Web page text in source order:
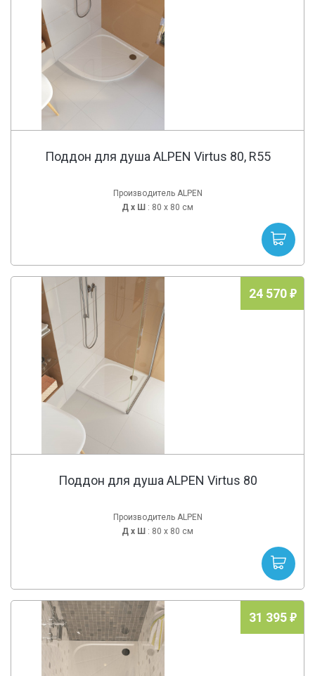
Поддон для душа ALPEN Virtus 80, R55
Производитель ALPEN
Д х Ш : 80 x 80 см
24 570
Поддон для душа ALPEN Virtus 80
Производитель ALPEN
Д х Ш : 80 x 80 см
31 395